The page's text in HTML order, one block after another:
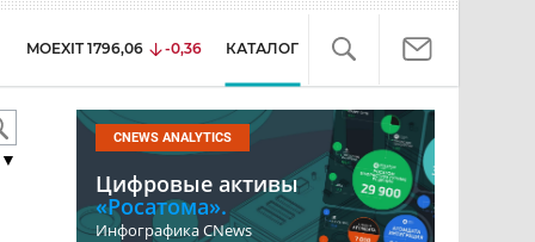
MOEXIT 1796,06 -0,36 КАТАЛОГ
▼
CNEWS ANALYTICS
Цифровые активы
«Росатома».
Инфографика CNews